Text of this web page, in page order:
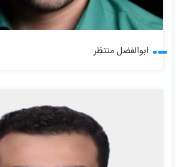
ابوالفضل منتظر